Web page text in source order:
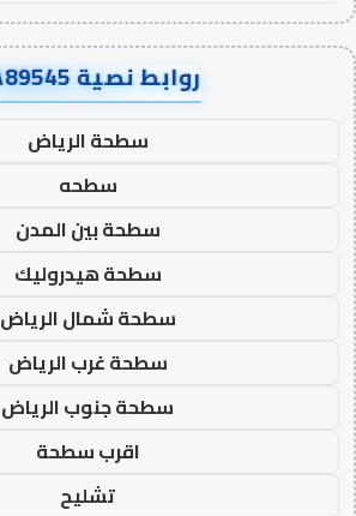
روابط نصية AA89545
سطحة الرياض
سطحه
سطحة بين المدن
سطحة هيدروليك
سطحة شمال الرياض
سطحة غرب الرياض
سطحة جنوب الرياض
اقرب سطحة
تشليح